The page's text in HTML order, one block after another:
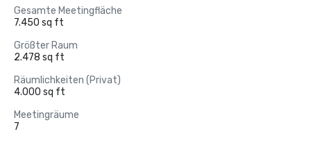
Gesamte Meetingfläche
7.450 sq ft
Größter Raum
2.478 sq ft
Räumlichkeiten (Privat)
4.000 sq ft
Meetingräume
7